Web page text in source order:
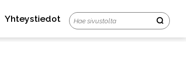
Usein kysyttyä Ota yhteyttä
Yhteystiedot